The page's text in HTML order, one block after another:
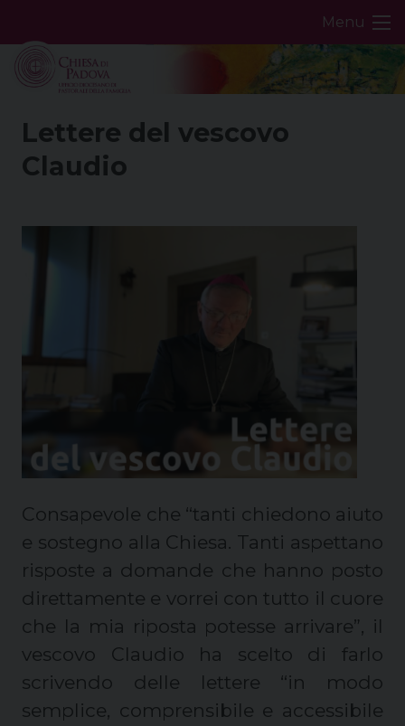
content
Menu
Lettere del vescovo
Claudio
Consapevole che “tanti chiedono aiuto
e sostegno alla Chiesa. Tanti aspettano
risposte a domande che hanno posto
direttamente e vorrei con tutto il cuore
che la mia riposta potesse arrivare”, il
vescovo Claudio ha scelto di farlo
scrivendo delle lettere “in modo
semplice, comprensibile e accessibile